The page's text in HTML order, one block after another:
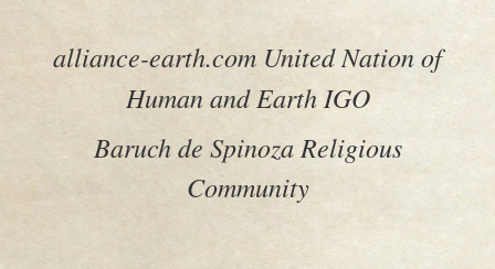
alliance-earth.com United Nation of
Human and Earth IGO
Baruch de Spinoza Religious
Community